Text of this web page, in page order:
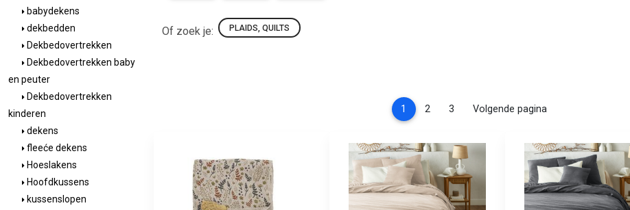
babydekens
dekbedden
Dekbedovertrekken
Dekbedovertrekken baby
en peuter
Dekbedovertrekken
kinderen
dekens
fleeće dekens
Hoeslakens
Hoofdkussens
kussenslopen
Of zoek je: PLAIDS, QUILTS
1 (current)
2 3 Volgende pagina